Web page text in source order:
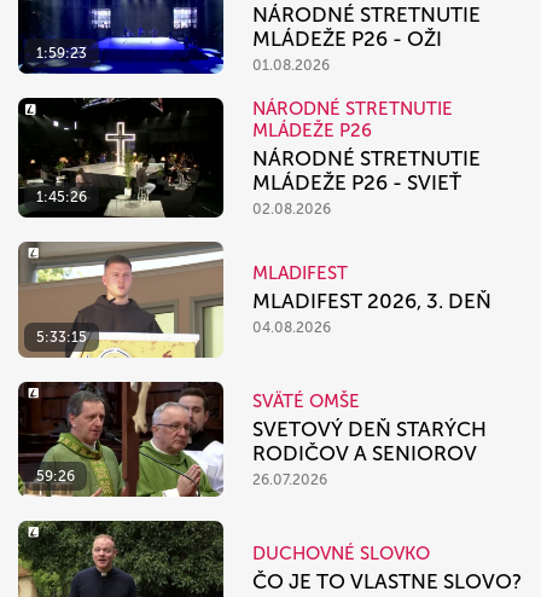
1:59:23
NÁRODNÉ STRETNUTIE
MLÁDEŽE P26 - OŽI
01.08.2026
1:45:26
NÁRODNÉ STRETNUTIE
MLÁDEŽE P26
NÁRODNÉ STRETNUTIE
MLÁDEŽE P26 - SVIEŤ
02.08.2026
5:33:15
MLADIFEST
MLADIFEST 2026, 3. DEŇ
04.08.2026
59:26
SVÄTÉ OMŠE
SVETOVÝ DEŇ STARÝCH
RODIČOV A SENIOROV
26.07.2026
DUCHOVNÉ SLOVKO
ČO JE TO VLASTNE SLOVO?